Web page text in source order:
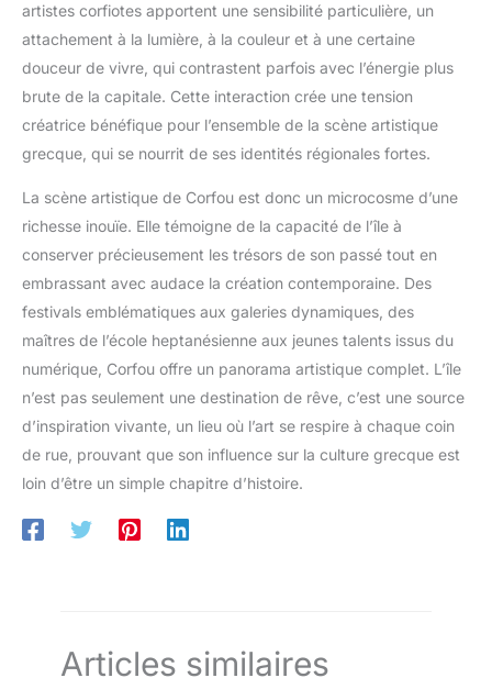
artistes corfiotes apportent une sensibilité particulière, un
attachement à la lumière, à la couleur et à une certaine
douceur de vivre, qui contrastent parfois avec l’énergie plus
brute de la capitale. Cette interaction crée une tension
créatrice bénéfique pour l’ensemble de la scène artistique
grecque, qui se nourrit de ses identités régionales fortes.
La scène artistique de Corfou est donc un microcosme d’une
richesse inouïe. Elle témoigne de la capacité de l’île à
conserver précieusement les trésors de son passé tout en
embrassant avec audace la création contemporaine. Des
festivals emblématiques aux galeries dynamiques, des
maîtres de l’école heptanésienne aux jeunes talents issus du
numérique, Corfou offre un panorama artistique complet. L’île
n’est pas seulement une destination de rêve, c’est une source
d’inspiration vivante, un lieu où l’art se respire à chaque coin
de rue, prouvant que son influence sur la culture grecque est
loin d’être un simple chapitre d’histoire.
Articles similaires